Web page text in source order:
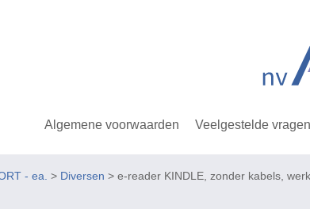
Algemene voorwaarden Veelgestelde vragen
- ea. > Diversen > e-reader KINDLE, zonder kabels,